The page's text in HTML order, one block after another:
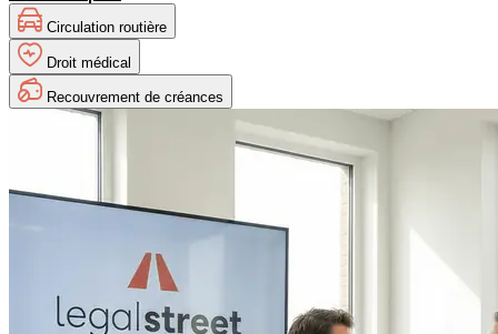
Circulation routière
Droit médical
Recouvrement de créances